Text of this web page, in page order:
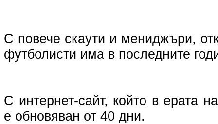
С повече скаути и мениджъри,
футболисти има в последните
С интернет-сайт, който в ерата
е обновяван от 40 дни.